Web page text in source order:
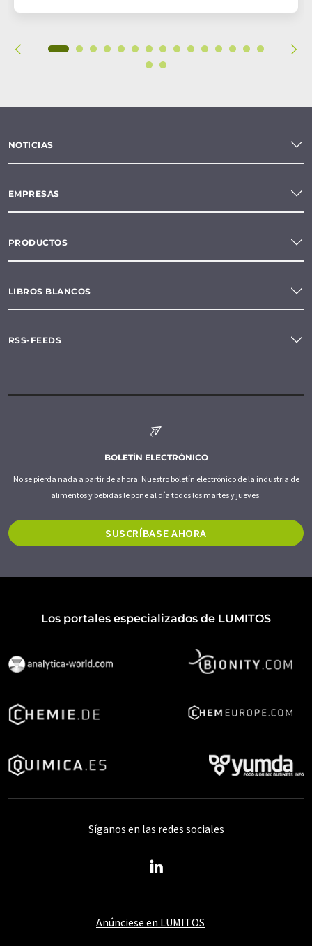
NOTICIAS
EMPRESAS
PRODUCTOS
LIBROS BLANCOS
RSS-FEEDS
BOLETÍN ELECTRÓNICO
No se pierda nada a partir de ahora: Nuestro boletín electrónico de la industria de
alimentos y bebidas le pone al día todos los martes y jueves.
SUSCRÍBASE AHORA
Los portales especializados de LUMITOS
Anúnciese en LUMITOS
Síganos en las redes sociales